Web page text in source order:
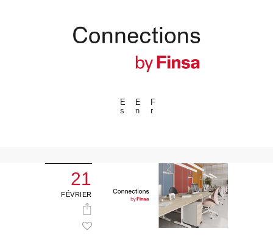
E
s
E
n
F
r
---ENLACES---
Événements
Espaces
Matériels
Technologie
21
FÉVRIER